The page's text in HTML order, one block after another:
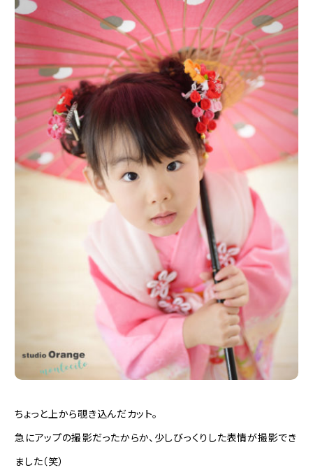
ちょっと上から覗き込んだカット。
急にアップの撮影だったからか、少しびっくりした表情が撮影でき
ました（笑）